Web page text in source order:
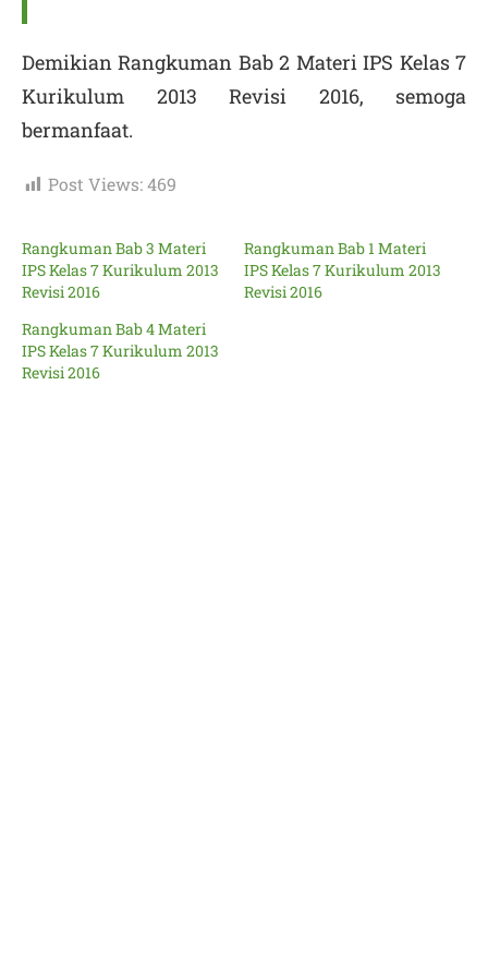
Demikian Rangkuman Bab 2 Materi IPS Kelas 7
Kurikulum 2013 Revisi 2016, semoga
bermanfaat.
Post Views:469
Rangkuman Bab 3 Materi
IPS Kelas 7 Kurikulum 2013
Revisi 2016
Rangkuman Bab 1 Materi
IPS Kelas 7 Kurikulum 2013
Revisi 2016
Rangkuman Bab 4 Materi
IPS Kelas 7 Kurikulum 2013
Revisi 2016